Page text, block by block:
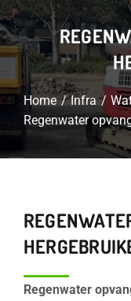
Home Infra
Regenwater
Regenwater